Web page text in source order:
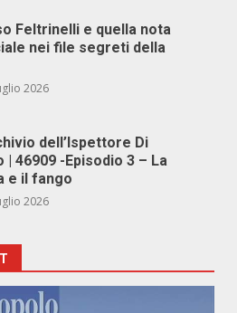
Feltrinelli e quella nota
nei file segreti della
2026
dell’Ispettore Di
| 46909 -Episodio 3 – La
e il fango
2026